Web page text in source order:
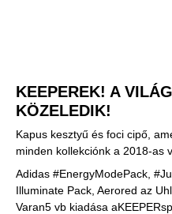
KEEPEREK! A
KÖZELEDIK!
Kapus kesztyű és foci cipő,
minden kollekciónk a 2018-as
Adidas #EnergyModePack,
Illuminate Pack, Aerored az
Varan5 vb kiadása